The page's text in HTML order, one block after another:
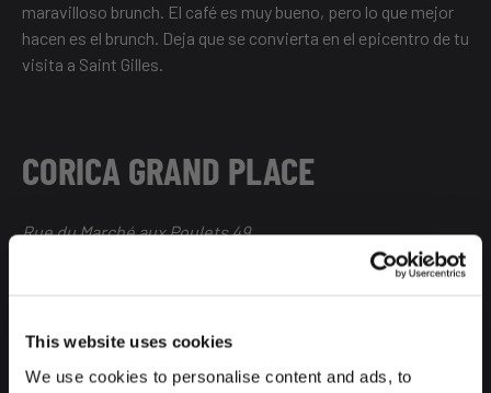
This website uses cookies
We use cookies to personalise content and ads, to
maravilloso brunch. El café es muy bueno, pero lo que mejor
hacen es el brunch. Deja que se convierta en el epicentro de tu
visita a Saint Gilles.
CORICA GRAND PLACE
Rue du Marché aux Poulets 49
A escasos pasos, ni siquiera metros, sino pasos, de la Bolsa
espera a los cafeteros para darles la energía necesaria para
verdadero sabor de Bélgica en Bruselas.